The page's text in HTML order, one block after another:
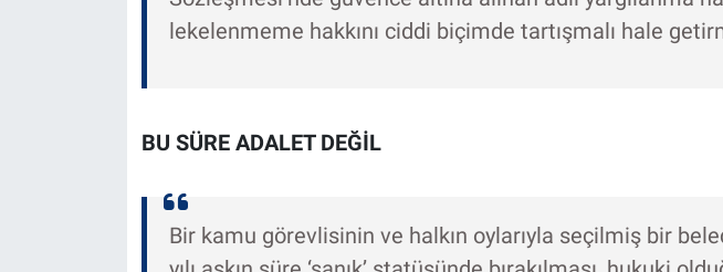
lekelenmeme hakkını ciddi biçimde tartışmalı hale
BU SÜRE ADALET DEĞİL
Bir kamu görevlisinin ve halkın oylarıyla seçilmiş bir